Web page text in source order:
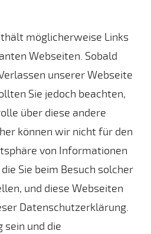
möglicherweise Links
Webseiten. Sobald
unserer Webseite
Sie jedoch beachten,
über diese andere
können wir nicht für den
von Informationen
Sie beim Besuch solcher
und diese Webseiten
Datenschutzerklärung.
sein und die